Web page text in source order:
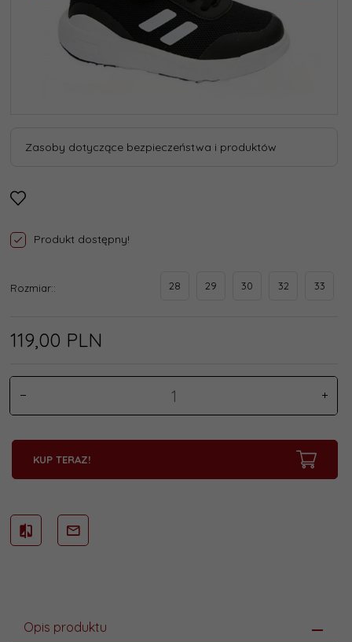
Zasoby dotyczące bezpieczeństwa i produktów
Produkt dostępny!
Rozmiar:: 28 29 30 32 33
119,00 PLN
KUP TERAZ!
Opis produktu